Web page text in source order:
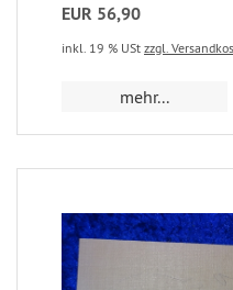
EUR 56,90
inkl. 19 % USt zzgl.
mehr...